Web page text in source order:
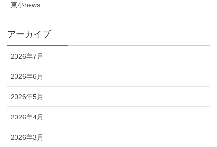
東小news
アーカイブ
2026年7月
2026年6月
2026年5月
2026年4月
2026年3月